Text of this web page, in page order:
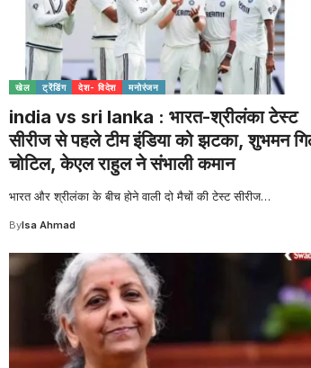
खेल ट्रेंडिंग देश- विदेश मनोरंजन
india vs sri lanka : भारत-श्रीलंका टेस्ट
सीरीज से पहले टीम इंडिया को झटका, शुभमन
चोटिल, केएल राहुल ने संभाली कमान
भारत और श्रीलंका के बीच होने वाली दो मैचों की टेस्ट सीरीज…
ByIsa Ahmad